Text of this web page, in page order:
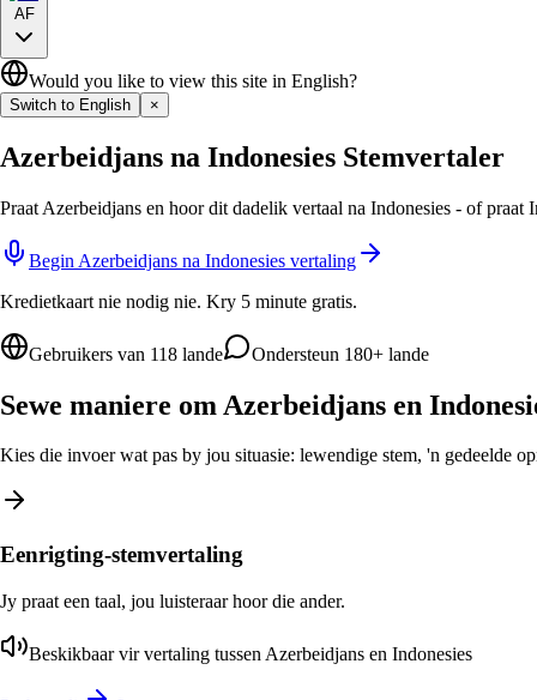
AF
Would you like to view this site in English?
Switch to English ×
Azerbeidjans na Indonesies Stemvertaler
Praat Azerbeidjans en hoor dit dadelik vertaal na Indonesies - of
Begin Azerbeidjans na Indonesies vertaling
Kredietkaart nie nodig nie. Kry 5 minute gratis.
Gebruikers van 118 lande Ondersteun 180+ lande
Sewe maniere om Azerbeidjans en
Kies die invoer wat pas by jou situasie: lewendige stem, 'n gedeelde
Eenrigting-stemvertaling
Jy praat een taal, jou luisteraar hoor die ander.
Beskikbaar vir vertaling tussen Azerbeidjans en Indonesies